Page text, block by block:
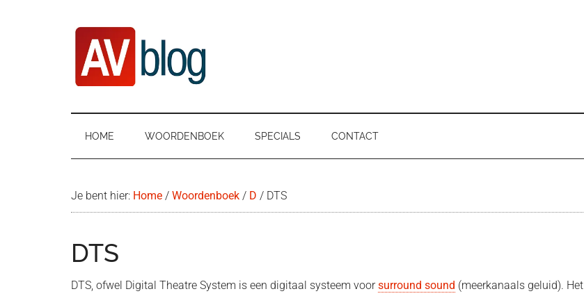
AVblog
HOME WOORDENBOEK SPECIALS CONTACT
Je bent hier: Home / Woordenboek / D / DTS
DTS
DTS, ofwel Digital Theatre System is een digitaal systeem voorsurround sound (meerkanaals geluid). Het